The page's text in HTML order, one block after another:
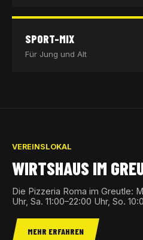
SPORT-MIX
Für Jung und Alt
VEREINSLOKAL
WIRTSHAUS IM
Die Pizzeria Roma im Greutle:
Uhr, Sa. 11:00–22:00 Uhr, So.
MEHR ERFAHREN